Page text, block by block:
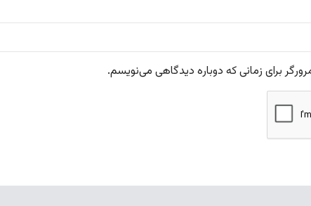
برای زمانی که دوباره دیدگاهی می‌نویسم.